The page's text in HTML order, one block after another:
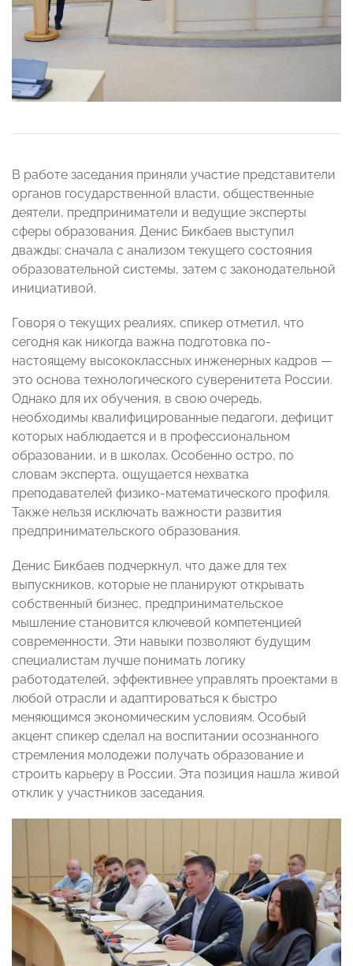
В работе заседания приняли участие представители
органов государственной власти, общественные
деятели, предприниматели и ведущие эксперты
сферы образования. Денис Бикбаев выступил
дважды: сначала с анализом текущего состояния
образовательной системы, затем с законодательной
инициативой.
Говоря о текущих реалиях, спикер отметил, что
сегодня как никогда важна подготовка по-
настоящему высококлассных инженерных кадров —
это основа технологического суверенитета России.
Однако для их обучения, в свою очередь,
необходимы квалифицированные педагоги, дефицит
которых наблюдается и в профессиональном
образовании, и в школах. Особенно остро, по
словам эксперта, ощущается нехватка
преподавателей физико-математического профиля.
Также нельзя исключать важности развития
предпринимательского образования.
Денис Бикбаев подчеркнул, что даже для тех
выпускников, которые не планируют открывать
собственный бизнес, предпринимательское
мышление становится ключевой компетенцией
современности. Эти навыки позволяют будущим
специалистам лучше понимать логику
работодателей, эффективнее управлять проектами в
любой отрасли и адаптироваться к быстро
меняющимся экономическим условиям. Особый
акцент спикер сделал на воспитании осознанного
стремления молодежи получать образование и
строить карьеру в России. Эта позиция нашла живой
отклик у участников заседания.